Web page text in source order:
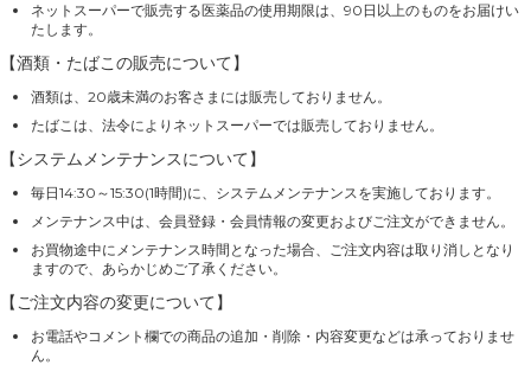
ネットスーパーで販売する医薬品の使用期限は、90日以上のものをお届けい
たします。
【酒類・たばこの販売について】
酒類は、20歳未満のお客さまには販売しておりません。
たばこは、法令によりネットスーパーでは販売しておりません。
【システムメンテナンスについて】
毎日14:30～15:30(1時間)に、システムメンテナンスを実施しております。
メンテナンス中は、会員登録・会員情報の変更およびご注文ができません。
お買物途中にメンテナンス時間となった場合、ご注文内容は取り消しとなり
ますので、あらかじめご了承ください。
【ご注文内容の変更について】
お電話やコメント欄での商品の追加・削除・内容変更などは承っておりませ
ん。